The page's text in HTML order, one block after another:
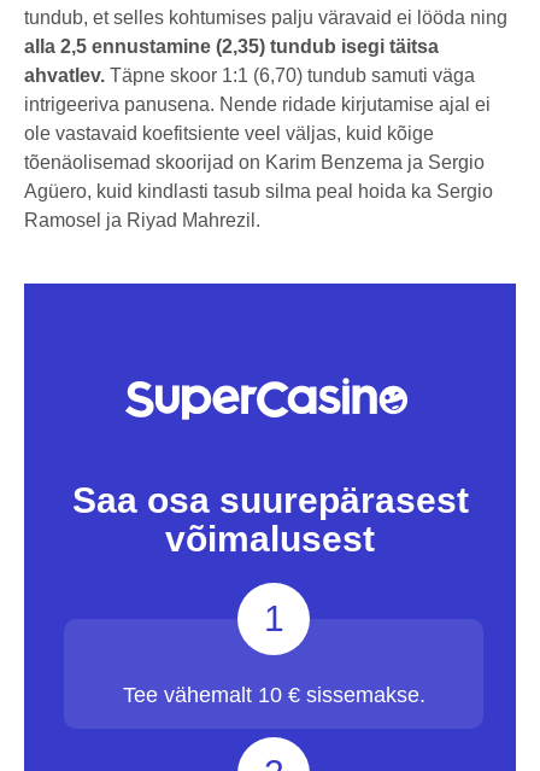
tundub, et selles kohtumises palju väravaid ei lööda ning
alla 2,5 ennustamine (2,35) tundub isegi täitsa
ahvatlev. Täpne skoor 1:1 (6,70) tundub samuti väga
intrigeeriva panusena. Nende ridade kirjutamise ajal ei
ole vastavaid koefitsiente veel väljas, kuid kõige
tõenäolisemad skoorijad on Karim Benzema ja Sergio
Agüero, kuid kindlasti tasub silma peal hoida ka Sergio
Ramosel ja Riyad Mahrezil.
Saa osa suurepärasest
võimalusest
1
Tee vähemalt 10 € sissemakse.